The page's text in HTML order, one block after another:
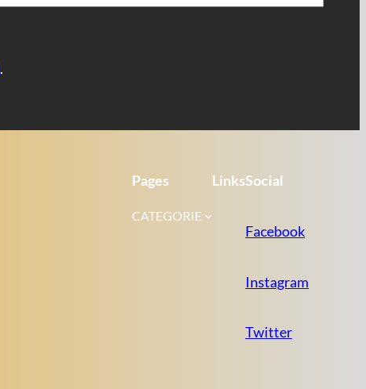
.
Pages
CATEGORIE
LinksSocial
Facebook
Instagram
Twitter